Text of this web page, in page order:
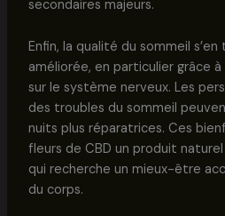
secondaires majeurs.
Enfin, la qualité du sommeil
améliorée, en particulier grâce
sur le système nerveux. Les
des troubles du sommeil
nuits plus réparatrices. Ces
fleurs de CBD un produit
qui recherche un mieux-être
du corps.